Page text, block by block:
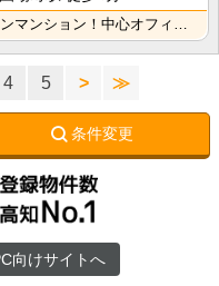
高知市中心地のネット無料リノベーションマンション！中心オフィス街に通勤・通学の方におすすめ！インター･･･
4 5 > ≫
条件変更
向けサイトへ